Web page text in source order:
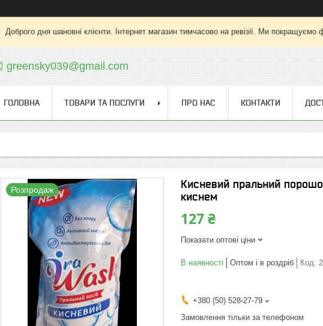
Доброго дня шановні клієнти. Інтернет магазин тимчасово на ревізії. Ми покращуємо
greensky039@gmail.com
ГОЛОВНА ТОВАРИ ТА ПОСЛУГИ ПРО НАС КОНТАКТИ
Розпродаж
Кисневий пральний
киснем
127 ₴
Показати оптові ціни
В наявності Оптом і в роздріб Код:
+380 (50) 528-27-79
Замовлення тільки за телефоном